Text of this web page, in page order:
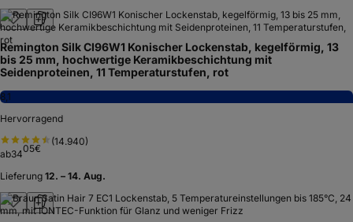
Remington Silk CI96W1 Konischer Lockenstab, kegelförmig, 13
bis 25 mm, hochwertige Keramikbeschichtung mit
Seidenproteinen, 11 Temperaturstufen, rot
8,1
Hervorragend
(14.940)
ab3405€
Lieferung 12. – 14. Aug.